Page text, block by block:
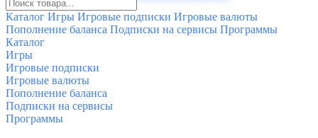
Каталог Игры Игровые подписки Игровые валюты
Пополнение баланса Подписки на сервисы Программы
Каталог
Игры
Игровые подписки
Игровые валюты
Пополнение баланса
Подписки на сервисы
Программы